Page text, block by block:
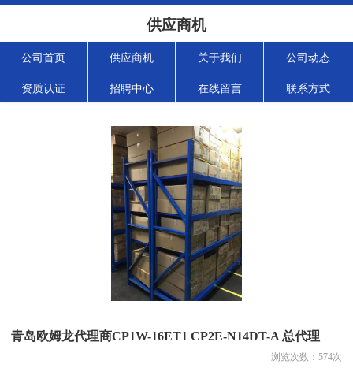
供应商机
公司首页 供应商机 关于我们 公司动态
资质认证 招聘中心 在线留言 联系方式
青岛欧姆龙代理商CP1W-16ET1 CP2E-N14DT-A 总代理
浏览次数： 574次